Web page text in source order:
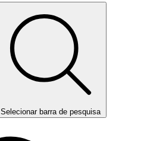
Selecionar barra de pesquisa